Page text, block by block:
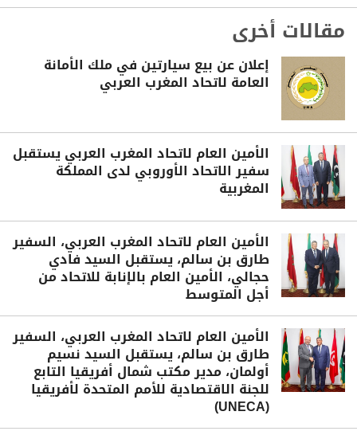
مقالات أخرى
إعلان عن بيع سيارتين في ملك الأمانة
العامة لاتحاد المغرب العربي
الأمين العام لاتحاد المغرب العربي يستقبل
سفير الاتحاد الأوروبي لدى المملكة
المغربية
الأمين العام لاتحاد المغرب العربي، السفير
طارق بن سالم، يستقبل السيد فادي
حجالي، الأمين العام بالإنابة للاتحاد من
أجل المتوسط
الأمين العام لاتحاد المغرب العربي، السفير
طارق بن سالم، يستقبل السيد نسيم
أولمان، مدير مكتب شمال أفريقيا التابع
للجنة الاقتصادية للأمم المتحدة لأفريقيا
(UNECA)